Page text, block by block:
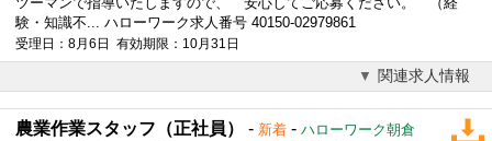
験・知識不... ハローワーク求人番号 40150-02979861
受理日：8月6日 有効期限：10月31日
関連求人情報
農業作業スタッフ（正社員） - 新着 - ハローワーク朝倉